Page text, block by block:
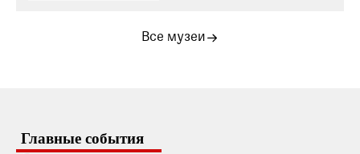
Все музеи
Главные события